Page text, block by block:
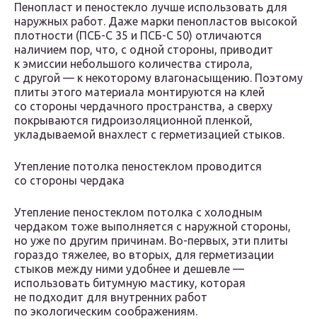
Пенопласт и пеностекло лучше использовать для
наружных работ. Даже марки пенопластов высокой
плотности (ПСБ-С 35 и ПСБ-С 50) отличаются
наличием пор, что, с одной стороны, приводит
к эмиссии небольшого количества стирола,
с другой — к некоторому влагонасыщению. Поэтому
плиты этого материала монтируются на клей
со стороны чердачного пространства, а сверху
покрываются гидроизоляционной пленкой,
укладываемой внахлест с герметизацией стыков.
Утепление потолка пеностеклом проводится
со стороны чердака
Утепление пеностеклом потолка с холодным
чердаком тоже выполняется с наружной стороны,
но уже по другим причинам. Во-первых, эти плиты
гораздо тяжелее, во вторых, для герметизации
стыков между ними удобнее и дешевле —
использовать битумную мастику, которая
не подходит для внутренних работ
по экологическим соображениям.